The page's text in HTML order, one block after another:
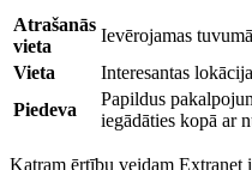
Atrašanās
vieta
Ievērojamas
Vieta
Interesantas
Piedeva
Papildus
iegādāties kopā ar
Katram ērtību veidam Extranet